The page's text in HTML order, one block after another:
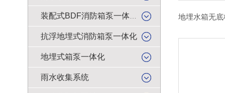
抗浮地埋式消防箱泵一体化
地埋式箱泵一体化
雨水收集系统